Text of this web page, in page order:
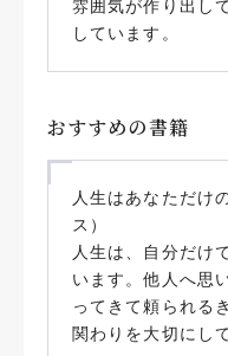
雰囲気が作り出し
しています。
おすすめの書籍
人生はあなただけ
ス）
人生は、自分だけ
います。他人へ思
ってきて頼られる
関わりを大切にし